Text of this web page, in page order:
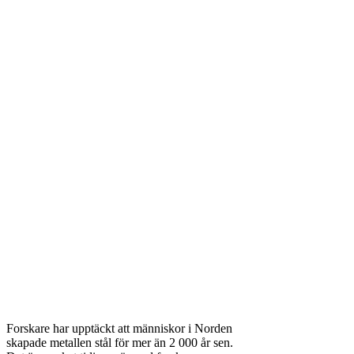
Forskare har upptäckt att människor i Norden
skapade metallen stål för mer än 2 000 år sen.